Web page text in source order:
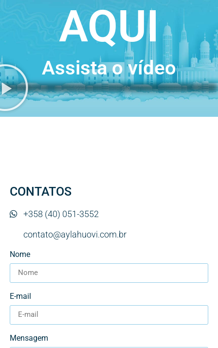
AQUI
Assista o vídeo
CONTATOS
+358 (40) 051-3552
contato@aylahuovi.com.br
Nome
E-mail
Mensagem